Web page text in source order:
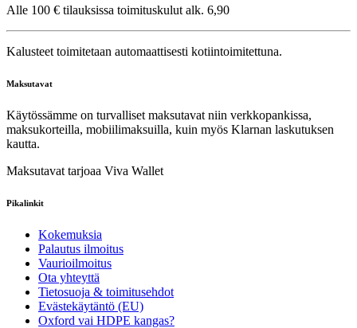
Alle 100 € tilauksissa toimituskulut alk. 6,90
Kalusteet toimitetaan automaattisesti kotiintoimitettuna.
Maksutavat
Käytössämme on turvalliset maksutavat niin verkkopankissa,
maksukorteilla, mobiilimaksuilla, kuin myös Klarnan laskutuksen
kautta.
Maksutavat tarjoaa Viva Wallet
Pikalinkit
Kokemuksia
Palautus ilmoitus
Vaurioilmoitus
Ota yhteyttä
Tietosuoja & toimitusehdot
Evästekäytäntö (EU)
Oxford vai HDPE kangas?